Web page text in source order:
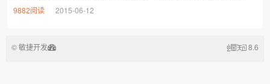
9882阅读 2015-06-12
© 敏捷开发 8.6